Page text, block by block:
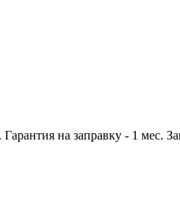
на заправку - 1 мес.